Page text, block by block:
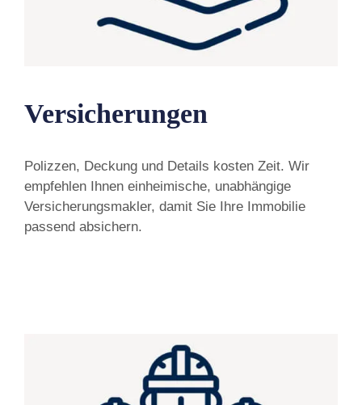
Versicherungen
Polizzen, Deckung und Details kosten Zeit. Wir
empfehlen Ihnen einheimische, unabhängige
Versicherungsmakler, damit Sie Ihre Immobilie
passend absichern.